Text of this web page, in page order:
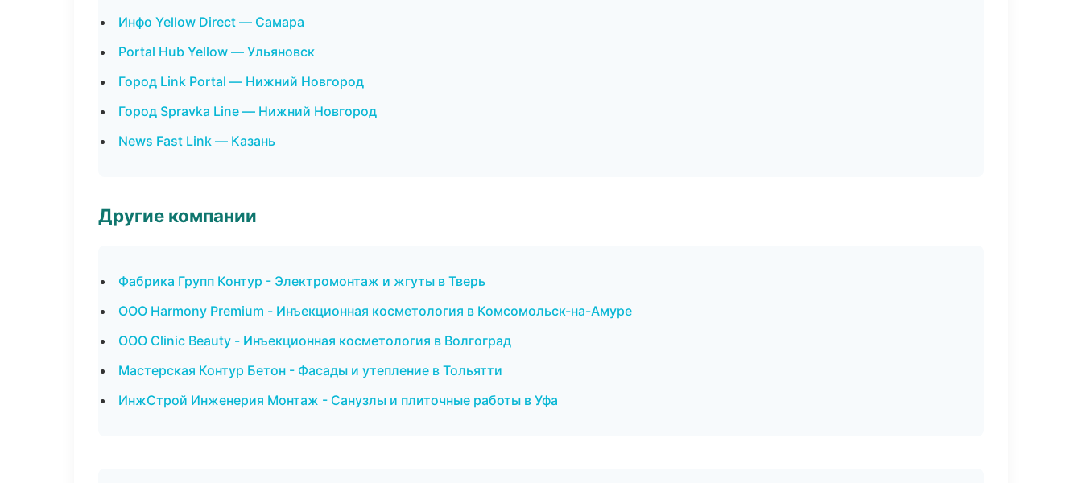
Инфо Yellow Direct — Самара
Portal Hub Yellow — Ульяновск
Город Link Portal — Нижний Новгород
Город Spravka Line — Нижний Новгород
News Fast Link — Казань
Другие компании
Фабрика Групп Контур - Электромонтаж и жгуты в Тверь
ООО Harmony Premium - Инъекционная косметология в Комсомольск-на-Амуре
ООО Clinic Beauty - Инъекционная косметология в Волгоград
Мастерская Контур Бетон - Фасады и утепление в Тольятти
ИнжСтрой Инженерия Монтаж - Санузлы и плиточные работы в Уфа